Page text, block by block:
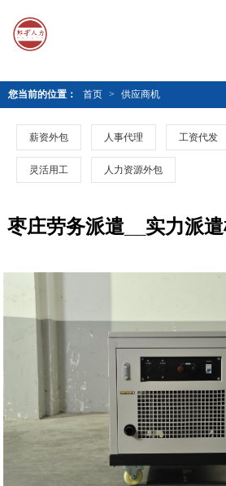
您当前的位置： 首页 > 供应商机
薪资外包 人事代理 工资代发
灵活用工 人力资源外包